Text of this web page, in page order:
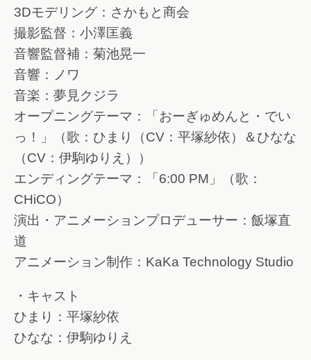
3Dモデリング：さかもと商会
撮影監督：小澤匡義
音響監督補：菊池晃一
音響：ノワ
音楽：夢見クジラ
オープニングテーマ：「おーぎゅめんと・でい
っ！」（歌：ひまり（CV：平塚紗依）＆ひなな
（CV：伊駒ゆりえ））
エンディングテーマ：「6:00 PM」（歌：
CHiCO）
演出・アニメーションプロデューサー：飯塚直
道
アニメーション制作：KaKa Technology Studio
・キャスト
ひまり：平塚紗依
ひなな：伊駒ゆりえ